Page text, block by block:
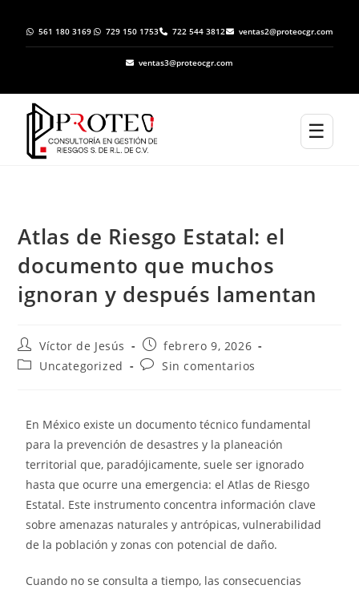
561 180 3169 729 150 1753 722 544 3812 ventas2@proteocgr.com
ventas3@proteocgr.com
☰
Atlas de Riesgo Estatal: el
documento que muchos
ignoran y después lamentan
Víctor de Jesús
febrero 9, 2026
Uncategorized
Sin comentarios
En México existe un documento técnico fundamental
para la prevención de desastres y la planeación
territorial que, paradójicamente, suele ser ignorado
hasta que ocurre una emergencia: el Atlas de Riesgo
Estatal. Este instrumento concentra información clave
sobre amenazas naturales y antrópicas, vulnerabilidad
de la población y zonas con potencial de daño.
Cuando no se consulta a tiempo, las consecuencias